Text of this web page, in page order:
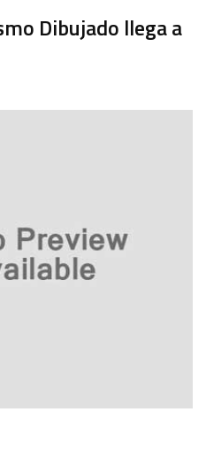
Dibujado llega a